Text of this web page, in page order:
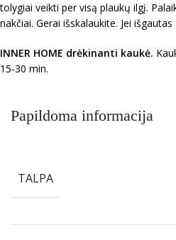
tolygiai veikti per visą plaukų ilgį.
nakčiai. Gerai išskalaukite. Jei
INNER HOME drėkinanti kaukė.
15-30 min.
Papildoma informacija
TALPA